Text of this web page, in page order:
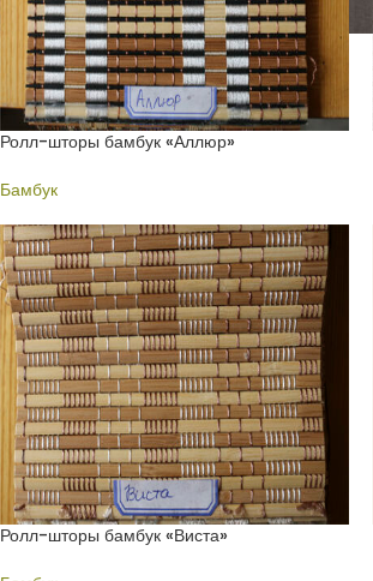
Ролл-шторы бамбук «Аллюр»
Бамбук
Ролл-шторы бамбук «Виста»